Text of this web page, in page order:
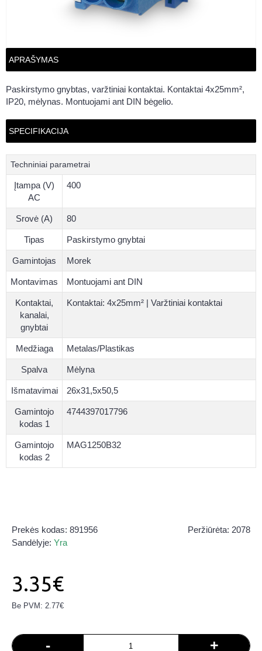
APRAŠYMAS
Paskirstymo gnybtas, varžtiniai kontaktai. Kontaktai 4x25mm²,
IP20, mėlynas. Montuojami ant DIN bėgelio.
SPECIFIKACIJA
Techniniai parametrai
Įtampa (V)
AC
400
Srovė (A) 80
Tipas Paskirstymo gnybtai
Gamintojas Morek
Montavimas Montuojami ant DIN
Kontaktai,
kanalai,
gnybtai
Kontaktai: 4x25mm² | Varžtiniai kontaktai
Medžiaga Metalas/Plastikas
Spalva Mėlyna
Išmatavimai 26x31,5x50,5
Gamintojo
kodas 1
4744397017796
Gamintojo
kodas 2
MAG1250B32
Peržiūrėta: 2078
Prekės kodas: 891956
Sandėlyje: Yra
3.35€
Be PVM: 2.77€
- +